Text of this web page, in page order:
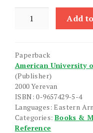
Trchunnere
Add
Paperback
American University
(Publisher)
2000 Yerevan
ISBN: 0-9657429-5-4
Languages: Eastern
Categories: Books &
Reference